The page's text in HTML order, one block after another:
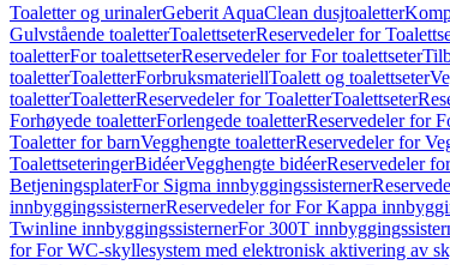
Toaletter og urinalerGeberit AquaClean dusjtoaletter
Gulvstående toaletterToalettseterReservedeler for
toaletterFor toalettseterReservedeler for For toalettseter
toaletterToaletterForbruksmateriellToalett og toalettseter
toaletterToaletterReservedeler for ToaletterToalettseter
Forhøyede toaletterForlengede toaletterReservedeler for
Toaletter for barnVegghengte toaletterReservedeler for
ToalettseteringerBidéerVegghengte bidéerReservedeler
BetjeningsplaterFor Sigma innbyggingssisterner
innbyggingssisternerReservedeler for For Kappa
Twinline innbyggingssisternerFor 300T
for For WC-skyllesystem med elektronisk aktivering av